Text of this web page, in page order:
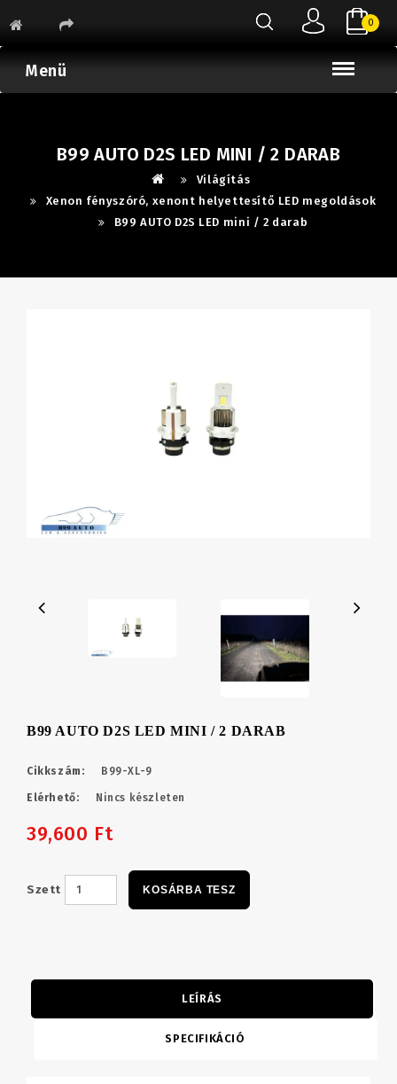
0
Menü
B99 AUTO D2S LED MINI / 2 DARAB
Világítás
Xenon fényszóró, xenont helyettesítő LED megoldások
B99 AUTO D2S LED mini / 2 darab
B99 AUTO D2S LED MINI / 2 DARAB
Cikkszám: B99-XL-9
Elérhető: Nincs készleten
39,600 Ft
Szett KOSÁRBA TESZ
LEÍRÁS
SPECIFIKÁCIÓ